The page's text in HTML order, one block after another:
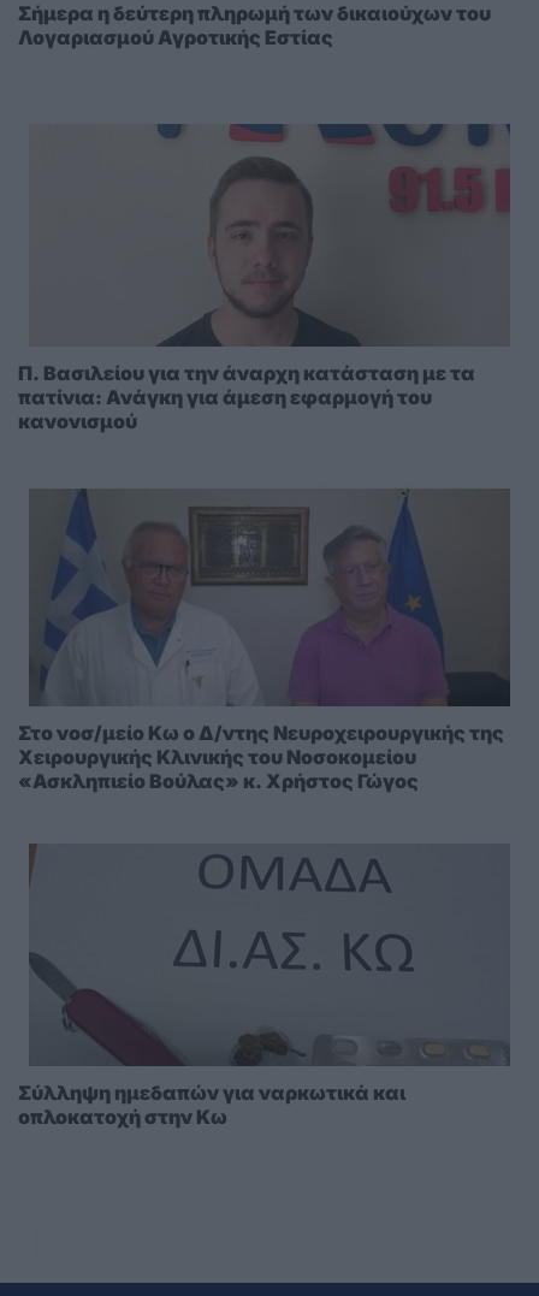
Σήμερα η δεύτερη πληρωμή των δικαιούχων του
Λογαριασμού Αγροτικής Εστίας
Π. Βασιλείου για την άναρχη κατάσταση με τα
πατίνια: Ανάγκη για άμεση εφαρμογή του
κανονισμού
Στο νοσ/μείο Κω ο Δ/ντης Νευροχειρουργικής της
Χειρουργικής Κλινικής του Νοσοκομείου
«Ασκληπιείο Βούλας» κ. Χρήστος Γώγος
Σύλληψη ημεδαπών για ναρκωτικά και
οπλοκατοχή στην Κω